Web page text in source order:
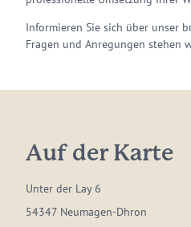
Informieren Sie sich über unser
Fragen und Anregungen stehen
Auf der Karte
Unter der Lay 6
54347 Neumagen-Dhron